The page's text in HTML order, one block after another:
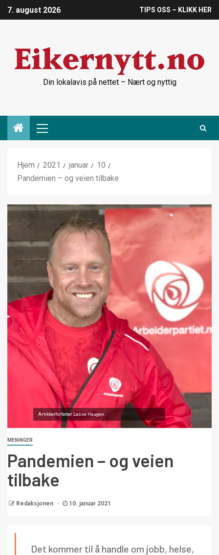
7. august 2026 TIPS OSS – KLIKK HER
Din lokalavis på nettet – Nært og nyttig
Hjem 2021 januar
10
Pandemien – og veien tilbake
Artikkelforfatter Lasse Haugen.
MENINGER
Pandemien – og veien
tilbake
Redaksjonen 10. januar 2021
Det kommer til å handle om jobb, helse,